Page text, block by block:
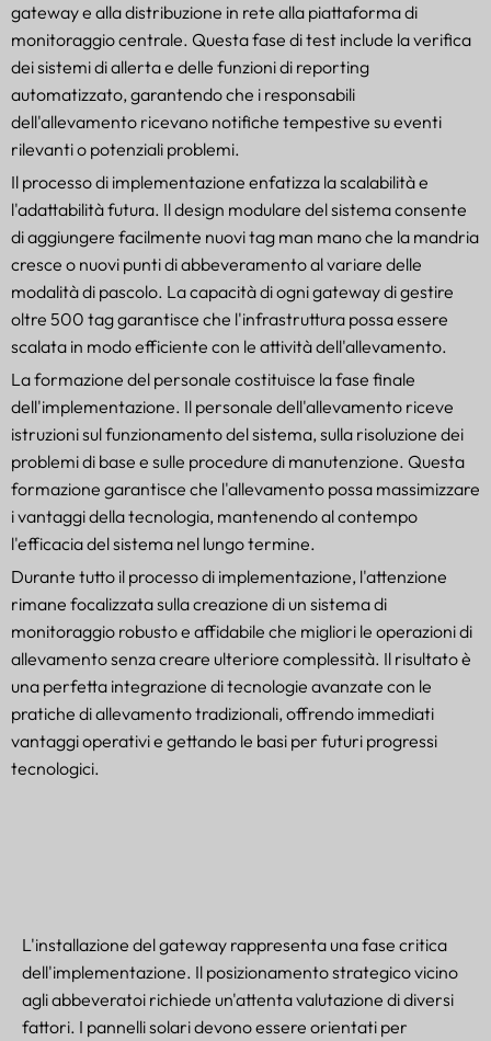
gateway e alla distribuzione in rete alla piattaforma di
monitoraggio centrale. Questa fase di test include la verifica
dei sistemi di allerta e delle funzioni di reporting
automatizzato, garantendo che i responsabili
dell'allevamento ricevano notifiche tempestive su eventi
rilevanti o potenziali problemi.
Il processo di implementazione enfatizza la scalabilità e
l'adattabilità futura. Il design modulare del sistema consente
di aggiungere facilmente nuovi tag man mano che la mandria
cresce o nuovi punti di abbeveramento al variare delle
modalità di pascolo. La capacità di ogni gateway di gestire
oltre 500 tag garantisce che l'infrastruttura possa essere
scalata in modo efficiente con le attività dell'allevamento.
La formazione del personale costituisce la fase finale
dell'implementazione. Il personale dell'allevamento riceve
istruzioni sul funzionamento del sistema, sulla risoluzione dei
problemi di base e sulle procedure di manutenzione. Questa
formazione garantisce che l'allevamento possa massimizzare
i vantaggi della tecnologia, mantenendo al contempo
l'efficacia del sistema nel lungo termine.
Durante tutto il processo di implementazione, l'attenzione
rimane focalizzata sulla creazione di un sistema di
monitoraggio robusto e affidabile che migliori le operazioni di
allevamento senza creare ulteriore complessità. Il risultato è
una perfetta integrazione di tecnologie avanzate con le
pratiche di allevamento tradizionali, offrendo immediati
vantaggi operativi e gettando le basi per futuri progressi
tecnologici.
L'installazione del gateway rappresenta una fase critica
dell'implementazione. Il posizionamento strategico vicino
agli abbeveratoi richiede un'attenta valutazione di diversi
fattori. I pannelli solari devono essere orientati per